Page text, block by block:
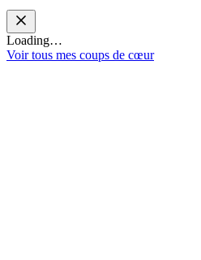
Loading…
Voir tous mes coups de cœur